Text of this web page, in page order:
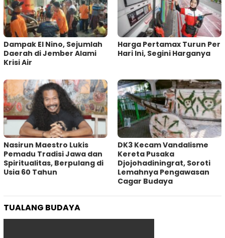
Dampak El Nino, Sejumlah
Daerah di Jember Alami
Krisi Air
Harga Pertamax Turun Per
Hari Ini, Segini Harganya
‎Nasirun Maestro Lukis
Pemadu Tradisi Jawa dan
Spiritualitas, Berpulang di
Usia 60 Tahun
DK3 Kecam Vandalisme
Kereta Pusaka
Djojohadiningrat, Soroti
Lemahnya Pengawasan
Cagar Budaya
TUALANG BUDAYA